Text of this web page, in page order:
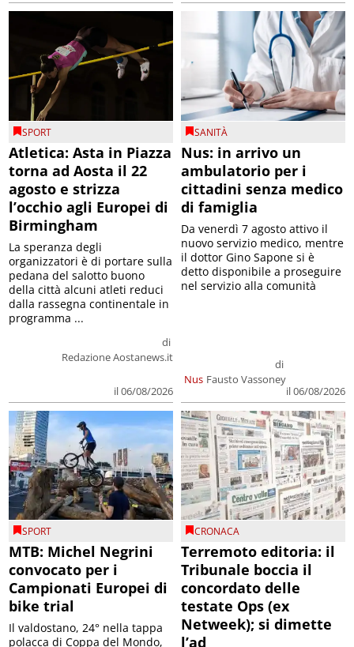
SPORT
Atletica: Asta in Piazza
torna ad Aosta il 22
agosto e strizza
l’occhio agli Europei di
Birmingham
di
Redazione Aostanews.it
il 06/08/2026
La speranza degli
organizzatori è di portare sulla
pedana del salotto buono
della città alcuni atleti reduci
dalla rassegna continentale in
programma ...
SANITÀ
Nus: in arrivo un
ambulatorio per i
cittadini senza medico
di famiglia
Nus
di
Fausto Vassoney
il 06/08/2026
Da venerdì 7 agosto attivo il
nuovo servizio medico, mentre
il dottor Gino Sapone si è
detto disponibile a proseguire
nel servizio alla comunità
SPORT
MTB: Michel Negrini
convocato per i
Campionati Europei di
bike trial
Il valdostano, 24° nella tappa
polacca di Coppa del Mondo,
CRONACA
Terremoto editoria: il
Tribunale boccia il
concordato delle
testate Ops (ex
Netweek); si dimette
l’ad